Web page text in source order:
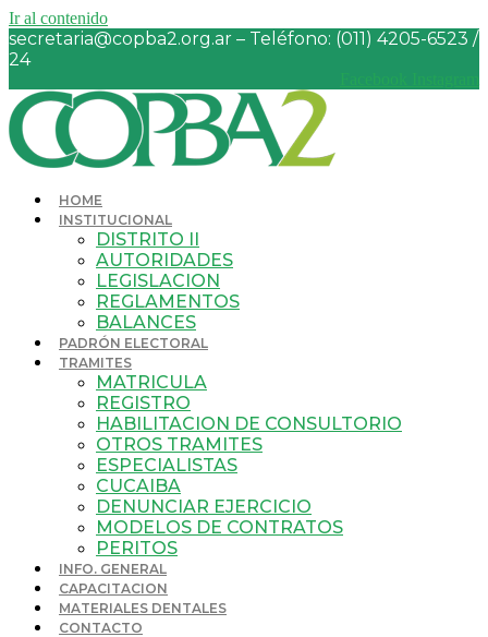
Ir al contenido
secretaria@copba2.org.ar – Teléfono: (011) 4205-6523 /
24
HOME
INSTITUCIONAL
DISTRITO II
AUTORIDADES
LEGISLACION
REGLAMENTOS
BALANCES
PADRÓN ELECTORAL
TRAMITES
MATRICULA
REGISTRO
HABILITACION DE CONSULTORIO
OTROS TRAMITES
ESPECIALISTAS
CUCAIBA
DENUNCIAR EJERCICIO
MODELOS DE CONTRATOS
PERITOS
INFO. GENERAL
CAPACITACION
MATERIALES DENTALES
CONTACTO